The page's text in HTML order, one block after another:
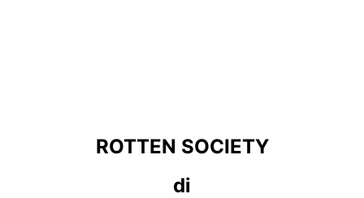
ROTTEN SOCIETY
di